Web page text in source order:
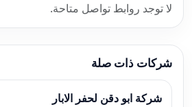
لا توجد روابط تواصل متاحة.
شركات ذات صلة
شركة ابو دقن لحفر الابار